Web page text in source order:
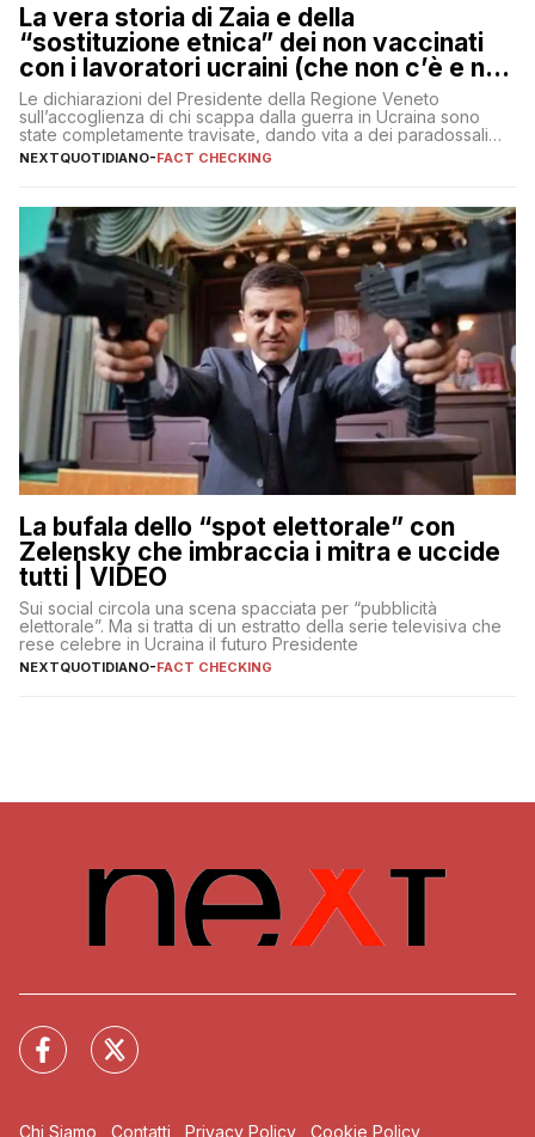
La vera storia di Zaia e della
“sostituzione etnica” dei non vaccinati
con i lavoratori ucraini (che non c’è e non
ci sarà)
Le dichiarazioni del Presidente della Regione Veneto
sull’accoglienza di chi scappa dalla guerra in Ucraina sono
state completamente travisate, dando vita a dei paradossali
falsi che girano sui social
NEXTQUOTIDIANO-FACT CHECKING
La bufala dello “spot elettorale” con
Zelensky che imbraccia i mitra e uccide
tutti | VIDEO
Sui social circola una scena spacciata per “pubblicità
elettorale”. Ma si tratta di un estratto della serie televisiva che
rese celebre in Ucraina il futuro Presidente
NEXTQUOTIDIANO-FACT CHECKING
Chi Siamo Contatti Privacy Policy Cookie Policy